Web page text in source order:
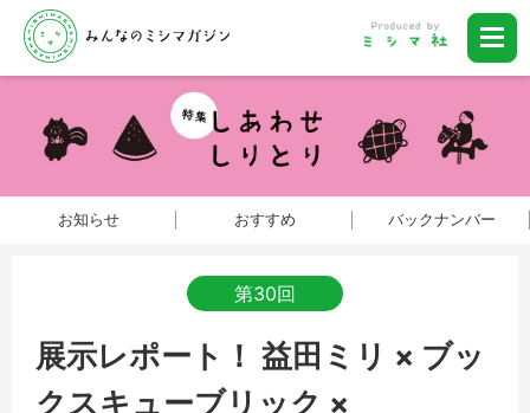
お知らせ おすすめ バックナンバー
第30回
展示レポート！ 益田ミリ × ブッ
クスキューブリック ×